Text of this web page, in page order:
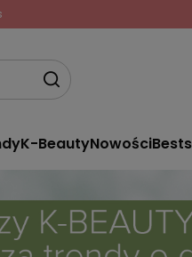
K-BeautyNowości